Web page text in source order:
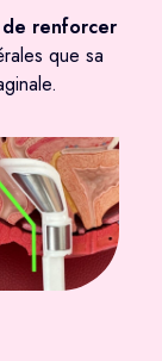
renforcer
que sa